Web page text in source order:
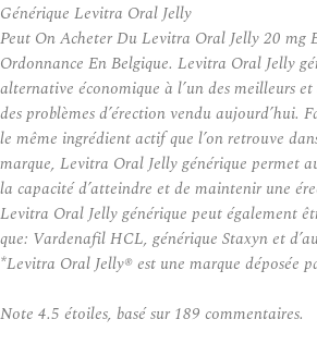
Générique Levitra Oral Jelly
Peut On Acheter Du Levitra Oral Jelly 20 mg
Ordonnance En Belgique. Levitra Oral Jelly
alternative économique à l’un des meilleurs
des problèmes d’érection vendu aujourd’hui.
le même ingrédient actif que l’on retrouve
marque, Levitra Oral Jelly générique permet
la capacité d’atteindre et de maintenir une
Levitra Oral Jelly générique peut également
que: Vardenafil HCL, générique Staxyn et
*Levitra Oral Jelly® est une marque déposée
Note 4.5 étoiles, basé sur 189 commentaires.